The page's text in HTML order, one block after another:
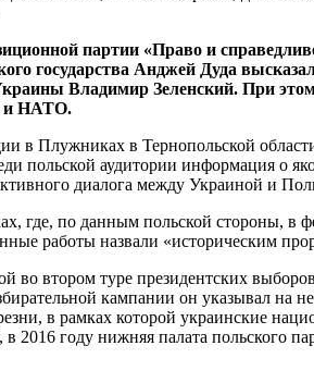
партии «Право и
государства Анджей Дуда
Владимир Зеленский. При
и НАТО.
в Плужниках в Тернопольской
польской аудитории информация о
диалога между Украиной и
по данным польской стороны, в
работы назвали «историческим
во втором туре президентских
кампании он указывал
в рамках которой украинские
2016 году нижняя палата польского